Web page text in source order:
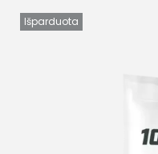
Išparduota